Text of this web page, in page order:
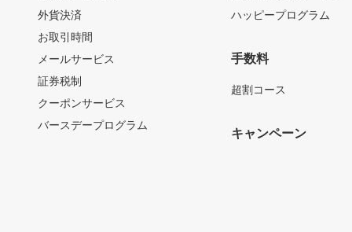
外貨決済
お取引時間
メールサービス
証券税制
クーポンサービス
バースデープログラム
ハッピープログラム
手数料
超割コース
キャンペーン